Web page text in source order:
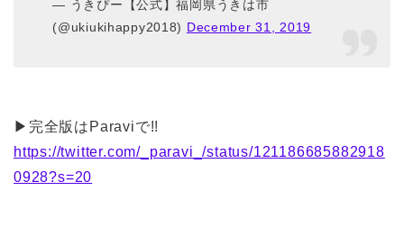
— うきぴー【公式】福岡県うきは市
(@ukiukihappy2018) December 31, 2019
▶完全版はParaviで!!
https://twitter.com/_paravi_/status/121186685882918
0928?s=20